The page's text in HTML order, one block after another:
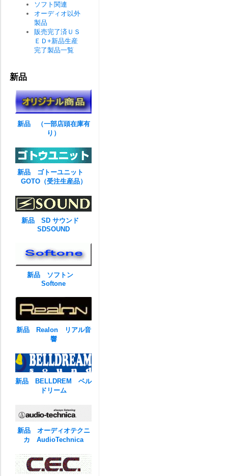
ソフト関連
オーディオ以外
製品
販売完了済ＵＳ
ＥＤ+新品生産
完了製品一覧
新品
新品 （一部店頭在庫有
り）
新品 ゴトーユニット
GOTO（受注生産品）
新品 SD サウンド
SDSOUND
新品 ソフトン
Softone
新品 Realon リアル音
響
新品 BELLDREM ベル
ドリーム
新品 オーディオテクニ
カ AudioTechnica